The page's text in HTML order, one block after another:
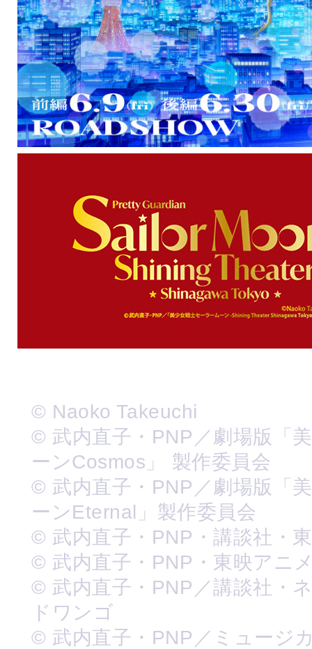
© Naoko Takeuchi
© 武内直子・PNP／劇場版「
ーンCosmos」 製作委員会
© 武内直子・PNP／劇場版「
ーンEternal」製作委員会
© 武内直子・PNP・講談社・
© 武内直子・PNP・東映アニ
© 武内直子・PNP／講談社・
ドワンゴ
© 武内直子・PNP／ミュージ